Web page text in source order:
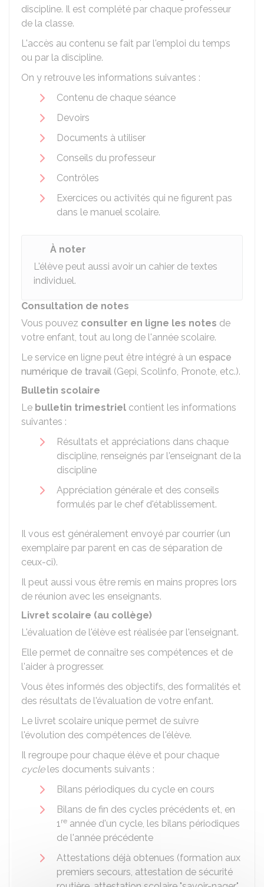
discipline. Il est complété par chaque professeur
de la classe.
L'accès au contenu se fait par l'emploi du temps
ou par la discipline.
On y retrouve les informations suivantes :
Contenu de chaque séance
Devoirs
Documents à utiliser
Conseils du professeur
Contrôles
Exercices ou activités qui ne figurent pas
dans le manuel scolaire.
À noter
L'élève peut aussi avoir un cahier de textes
individuel.
Consultation de notes
Vous pouvez consulter en ligne les notes de
votre enfant, tout au long de l'année scolaire.
Le service en ligne peut être intégré à un espace
numérique de travail (Gepi, Scolinfo, Pronote, etc.).
Bulletin scolaire
Le bulletin trimestriel contient les informations
suivantes :
Résultats et appréciations dans chaque
discipline, renseignés par l'enseignant de la
discipline
Appréciation générale et des conseils
formulés par le chef d'établissement.
Il vous est généralement envoyé par courrier (un
exemplaire par parent en cas de séparation de
ceux-ci).
Il peut aussi vous être remis en mains propres lors
de réunion avec les enseignants.
Livret scolaire (au collège)
L'évaluation de l'élève est réalisée par l'enseignant.
Elle permet de connaître ses compétences et de
l'aider à progresser.
Vous êtes informés des objectifs, des formalités et
des résultats de l'évaluation de votre enfant.
Le livret scolaire unique permet de suivre
l'évolution des compétences de l'élève.
Il regroupe pour chaque élève et pour chaque
cycleles documents suivants :
Bilans périodiques du cycle en cours
Bilans de fin des cycles précédents et, en
1re année d'un cycle, les bilans périodiques
de l'année précédente
Attestations déjà obtenues (formation aux
premiers secours, attestation de sécurité